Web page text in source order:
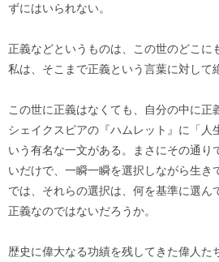
ずにはいられない。
正義などというものは、この世のどこに
私は、そこまで正義という言葉に対して
この世に正義はなくても、自分の中に正
シェイクスピアの『ハムレット』に「人
いう有名な一文がある。まさにその通り
いだけで、一瞬一瞬を選択しながら生き
では、それらの選択は、何を基準に選ん
正義なのではないだろうか。
歴史に偉大なる功績を残してきた偉人た